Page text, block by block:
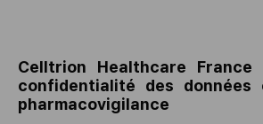
Celltrion Healthcare
confidentialité des données
pharmacovigilance